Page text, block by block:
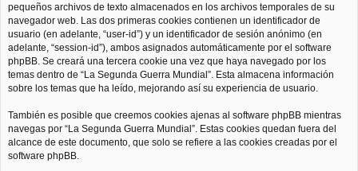
pequeños archivos de texto almacenados en los archivos temporales de su
navegador web. Las dos primeras cookies contienen un identificador de
usuario (en adelante, “user-id”) y un identificador de sesión anónimo (en
adelante, “session-id”), ambos asignados automáticamente por el software
phpBB. Se creará una tercera cookie una vez que haya navegado por los
temas dentro de “La Segunda Guerra Mundial”. Esta almacena información
sobre los temas que ha leído, mejorando así su experiencia de usuario.
También es posible que creemos cookies ajenas al software phpBB mientras
navegas por “La Segunda Guerra Mundial”. Estas cookies quedan fuera del
alcance de este documento, que solo se refiere a las cookies creadas por el
software phpBB.